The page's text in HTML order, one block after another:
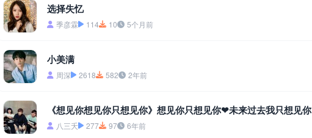
选择失忆
季彦霖 114 10 5个月前
小美满
周深 2618 582 2年前
《想见你想见你只想见你》想见你只想见你❤未来过去我只想见你
八三夭 277 97 6年前